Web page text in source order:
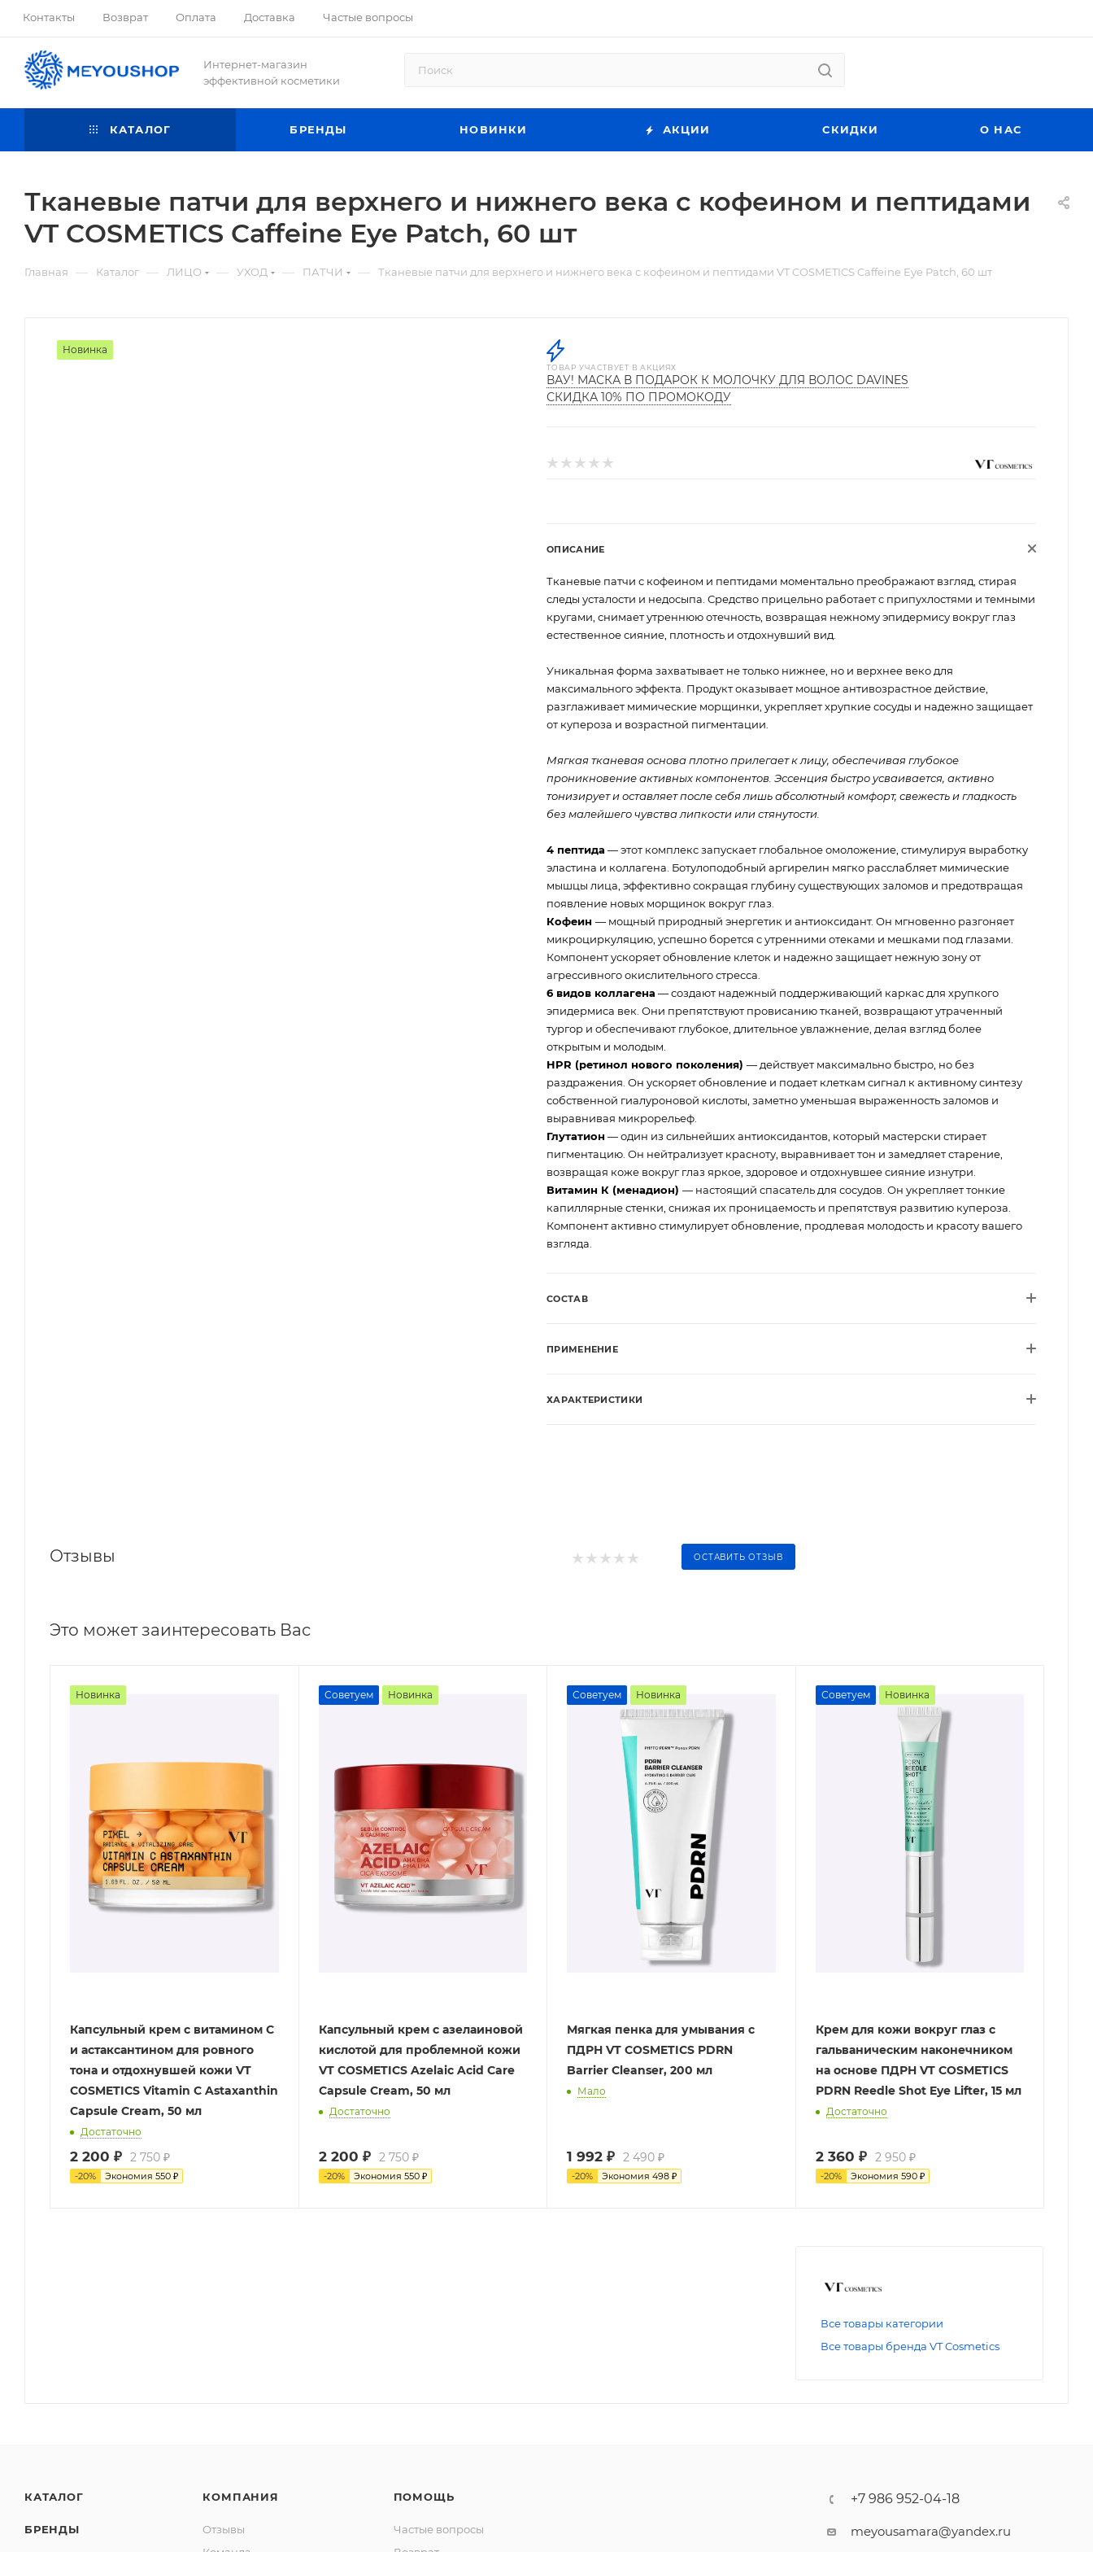
Контакты Возврат Оплата Доставка Частые вопросы
Интернет-магазин
эффективной косметики
КАТАЛОГ БРЕНДЫ НОВИНКИ АКЦИИ СКИДКИ О НАС
Тканевые патчи для верхнего и нижнего века с кофеином и пептидами
VT COSMETICS Caffeine Eye Patch, 60 шт
Главная — Каталог — ЛИЦО — УХОД — ПАТЧИ — Тканевые патчи для верхнего и нижнего века с кофеином и пептидами VT COSMETICS Caffeine Eye Patch, 60 шт
Новинка
ТОВАР УЧАСТВУЕТ В АКЦИЯХ
ВАУ! МАСКА В ПОДАРОК К МОЛОЧКУ ДЛЯ ВОЛОС DAVINES
СКИДКА 10% ПО ПРОМОКОДУ
ОПИСАНИЕ
Тканевые патчи с кофеином и пептидами моментально преображают взгляд, стирая
следы усталости и недосыпа. Средство прицельно работает с припухлостями и темными
кругами, снимает утреннюю отечность, возвращая нежному эпидермису вокруг глаз
естественное сияние, плотность и отдохнувший вид.
Уникальная форма захватывает не только нижнее, но и верхнее веко для
максимального эффекта. Продукт оказывает мощное антивозрастное действие,
разглаживает мимические морщинки, укрепляет хрупкие сосуды и надежно защищает
от купероза и возрастной пигментации.
Мягкая тканевая основа плотно прилегает к лицу, обеспечивая глубокое
проникновение активных компонентов. Эссенция быстро усваивается, активно
тонизирует и оставляет после себя лишь абсолютный комфорт, свежесть и гладкость
без малейшего чувства липкости или стянутости.
4 пептида — этот комплекс запускает глобальное омоложение, стимулируя выработку
эластина и коллагена. Ботулоподобный аргирелин мягко расслабляет мимические
мышцы лица, эффективно сокращая глубину существующих заломов и предотвращая
появление новых морщинок вокруг глаз.
Кофеин — мощный природный энергетик и антиоксидант. Он мгновенно разгоняет
микроциркуляцию, успешно борется с утренними отеками и мешками под глазами.
Компонент ускоряет обновление клеток и надежно защищает нежную зону от
агрессивного окислительного стресса.
6 видов коллагена — создают надежный поддерживающий каркас для хрупкого
эпидермиса век. Они препятствуют провисанию тканей, возвращают утраченный
тургор и обеспечивают глубокое, длительное увлажнение, делая взгляд более
открытым и молодым.
HPR (ретинол нового поколения) — действует максимально быстро, но без
раздражения. Он ускоряет обновление и подает клеткам сигнал к активному синтезу
собственной гиалуроновой кислоты, заметно уменьшая выраженность заломов и
выравнивая микрорельеф.
Глутатион — один из сильнейших антиоксидантов, который мастерски стирает
пигментацию. Он нейтрализует красноту, выравнивает тон и замедляет старение,
возвращая коже вокруг глаз яркое, здоровое и отдохнувшее сияние изнутри.
Витамин К (менадион) — настоящий спасатель для сосудов. Он укрепляет тонкие
капиллярные стенки, снижая их проницаемость и препятствуя развитию купероза.
Компонент активно стимулирует обновление, продлевая молодость и красоту вашего
взгляда.
СОСТАВ
ПРИМЕНЕНИЕ
ХАРАКТЕРИСТИКИ
Отзывы ОСТАВИТЬ ОТЗЫВ
Это может заинтересовать Вас
Новинка
Капсульный крем с витамином С
и астаксантином для ровного
тона и отдохнувшей кожи VT
COSMETICS Vitamin C Astaxanthin
Capsule Cream, 50 мл
Достаточно
2 200 ₽ 2 750 ₽
-20% Экономия 550 ₽
Советуем Новинка
Капсульный крем с азелаиновой
кислотой для проблемной кожи
VT COSMETICS Azelaic Acid Care
Capsule Cream, 50 мл
Достаточно
2 200 ₽ 2 750₽
-20% Экономия 550₽
Советуем Новинка
Мягкая пенка для умывания с
ПДРН VT COSMETICS PDRN
Barrier Cleanser, 200 мл
Мало
1 992 ₽ 2 490 ₽
-20% Экономия 498 ₽
Советуем Новинка
Крем для кожи вокруг глаз с
гальваническим наконечником
на основе ПДРН VT COSMETICS
PDRN Reedle Shot Eye Lifter, 15 мл
Достаточно
2 360 ₽ 2 950₽
-20% Экономия 590₽
Все товары категории
Все товары бренда VT Cosmetics
КАТАЛОГ
БРЕНДЫ
КОМПАНИЯ
Отзывы
ПОМОЩЬ
Частые вопросы
+7 986 952-04-18
meyousamara@yandex.ru